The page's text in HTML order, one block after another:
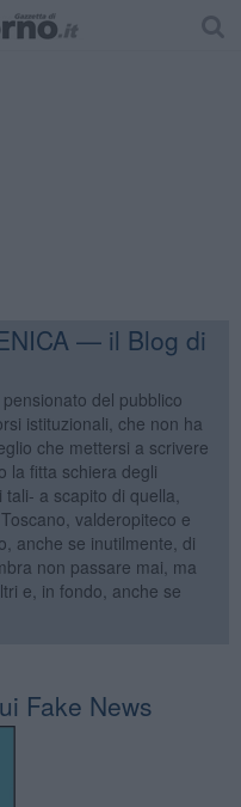
— il Blog di
del pubblico
istituzionali, che non ha
che mettersi a scrivere
la fitta schiera degli
a scapito di quella,
valderopiteco e
anche se inutilmente, di
non passare mai, ma
e, in fondo, anche se
Fake News